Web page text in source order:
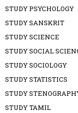
STUDY PSYCHOLOGY
STUDY SANSKRIT
STUDY SCIENCE
STUDY SOCIAL
STUDY SOCIOLOGY
STUDY STATISTICS
STUDY
STUDY TAMIL